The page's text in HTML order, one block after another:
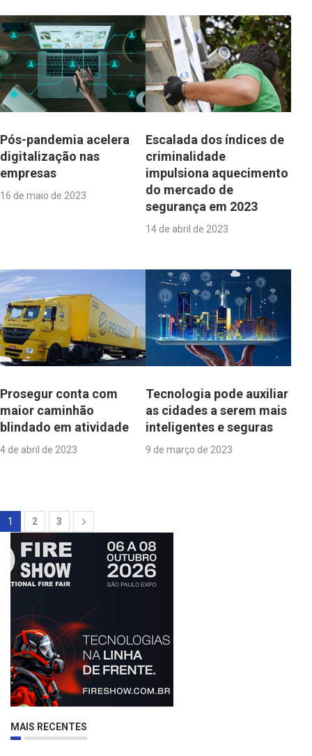
Pós-pandemia acelera
digitalização nas
empresas
16 de maio de 2023
Escalada dos índices de
criminalidade
impulsiona aquecimento
do mercado de
segurança em 2023
14 de abril de 2023
Prosegur conta com
maior caminhão
blindado em atividade
4 de abril de 2023
Tecnologia pode auxiliar
as cidades a serem mais
inteligentes e seguras
9 de março de 2023
1 2 3
MAIS RECENTES